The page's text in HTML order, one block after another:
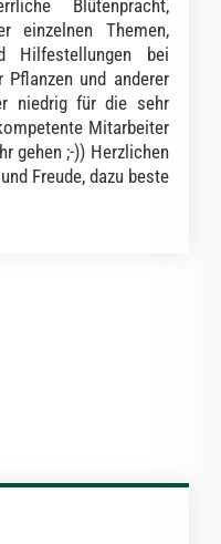
Blütenpracht,
einzelnen Themen,
Hilfestellungen bei
Pflanzen und anderer
niedrig für die sehr
Mitarbeiter
gehen ;-)) Herzlichen
Freude, dazu beste